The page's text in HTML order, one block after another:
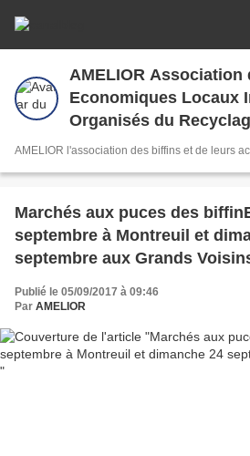
AMELIOR Association
Economiques Locaux
Organisés du
AMELIOR l'association des biffins et de leurs
Marchés aux puces des
septembre à Montreuil et
septembre aux Grands
Publié le 05/09/2017 à 09:46
Par AMELIOR